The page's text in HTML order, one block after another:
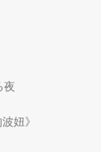
夜
妞》